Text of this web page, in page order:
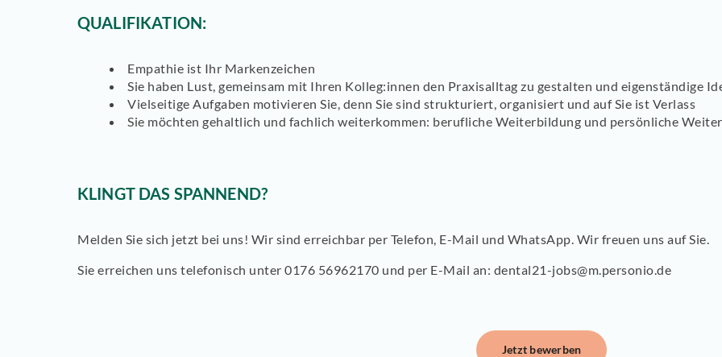
QUALIFIKATION:
Empathie ist Ihr Markenzeichen
Sie haben Lust, gemeinsam mit Ihren Kolleg:innen den Praxisalltag zu gestalten und eigenständige
Vielseitige Aufgaben motivieren Sie, denn Sie sind strukturiert, organisiert und auf Sie ist Verlass
Sie möchten gehaltlich und fachlich weiterkommen: berufliche Weiterbildung und persönliche
KLINGT DAS SPANNEND?
Melden Sie sich jetzt bei uns! Wir sind erreichbar per Telefon, E-Mail und WhatsApp. Wir freuen uns auf Sie.
Sie erreichen uns telefonisch unter 0176 56962170 und per E-Mail an: dental21-jobs@m.personio.de
Jetzt bewerben